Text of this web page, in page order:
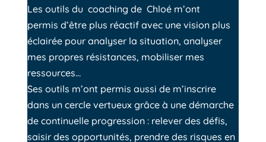
Les outils du coaching de Chloé m’ont
permis d’être plus réactif avec une vision plus
éclairée pour analyser la situation, analyser
mes propres résistances, mobiliser mes
ressources…
Ses outils m’ont permis aussi de m’inscrire
dans un cercle vertueux grâce à une démarche
de continuelle progression : relever des défis,
saisir des opportunités, prendre des risques en